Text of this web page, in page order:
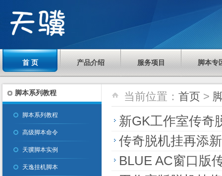
首 页 产品介绍 服务项目 脚本专
脚本系列教程
脚本系列教程
高级脚本命令
天骥脚本实例
天逸挂机脚本
当前位置： 首页 >
新GK工作室传奇
传奇脱机挂再添
BLUE AC窗口版